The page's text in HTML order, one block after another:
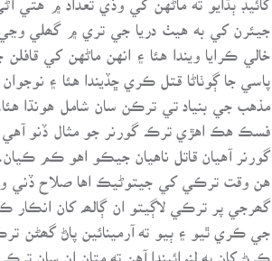
جيئرن کي به هيٺ دريا جي تري ۾ گھلي
خالي ڪرايا ويندا هئا ۽ انهن ماڻهن کي
پاسي جا ڳوٺاڻا قتل ڪري ڇڏيندا هئا ۽
مذهب جي بنياد تي ترڪن سان شامل هونڌا
فسڪ هڪ اهڙي ترڪ گورنر جو مثال ڏنو آهي
گورنر آهيان قاتل ناهيان جيڪو اهو ڪم
هن وقت ترڪي کي جيتوڻيڪ اها صلاح ڏني
گھرجي پر ترڪي لاڳيتو ان ڳالھہ کان
جي ڪري ٿيو ۽ ٻيو ته آرمينائين پاڻ گھڻن
ڪرڻ کان به لنوائيندا آهن ته متان ان سان